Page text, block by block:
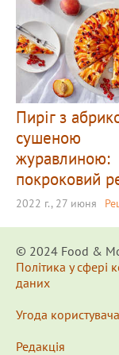
Пиріг з
сушеною
журавлиною:
покроковий
2022 г., 27 июня
© 2024 Food &
Політика у сфері
даних
Угода користувача
Редакція